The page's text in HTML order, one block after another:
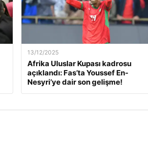
13/12/2025
Afrika Uluslar Kupası kadrosu
açıklandı: Fas’ta Youssef En-
Nesyri’ye dair son gelişme!